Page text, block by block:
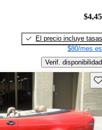
El precio incluye tasas
$80/mes
Verif. disponibilidad